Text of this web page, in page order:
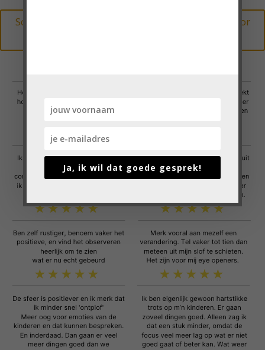
Schrijf je hier vrijblijvend in voor de wachtlijst voor
Ja, ik wil dat goede gesprek!